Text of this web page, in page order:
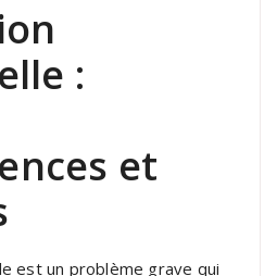
:
et
est un problème grave qui